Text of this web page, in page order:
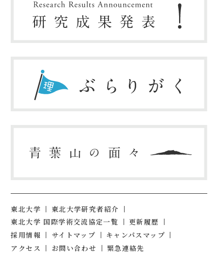
東北大学
東北大学研究者紹介
東北大学 国際学術交流協定一覧
更新履歴
採用情報
サイトマップ
キャンパスマップ
アクセス
お問い合わせ 緊急連絡先